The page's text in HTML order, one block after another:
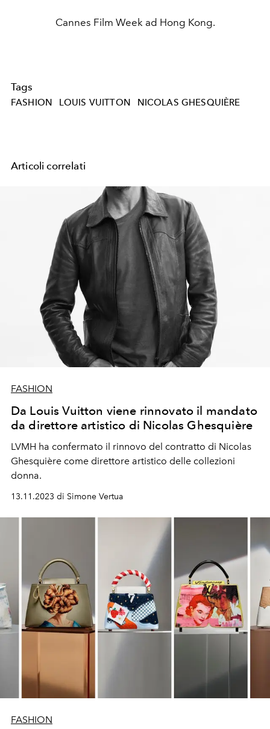
Cannes Film Week ad Hong Kong.
Tags
FASHION LOUIS VUITTON NICOLAS GHESQUIÈRE
Articoli correlati
FASHION
Da Louis Vuitton viene rinnovato il mandato
da direttore artistico di Nicolas Ghesquière
LVMH ha confermato il rinnovo del contratto di Nicolas
Ghesquière come direttore artistico delle collezioni
donna.
13.11.2023 di Simone Vertua
FASHION